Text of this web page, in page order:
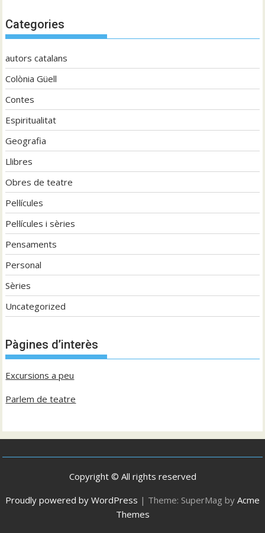
Categories
autors catalans
Colònia Güell
Contes
Espiritualitat
Geografia
Llibres
Obres de teatre
Pel·lícules
Pel·lícules i sèries
Pensaments
Personal
Sèries
Uncategorized
Pàgines d’interès
Excursions a peu
Parlem de teatre
Copyright © All rights reserved
Proudly powered by WordPress | Theme: SuperMag by Acme
Themes